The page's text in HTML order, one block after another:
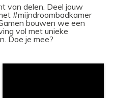
van delen. Deel jouw
#mijndroombadkamer
bouwen we een
vol met unieke
Doe je mee?